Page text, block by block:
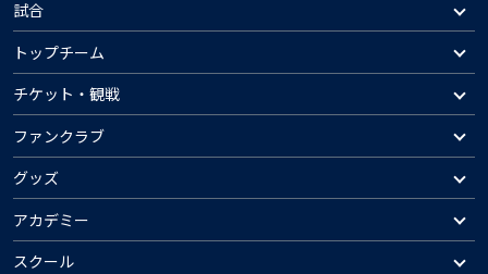
試合
トップチーム
チケット・観戦
ファンクラブ
グッズ
アカデミー
スクール